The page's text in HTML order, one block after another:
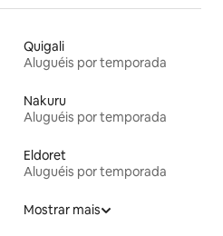
Quigali
Aluguéis por temporada
Nakuru
Aluguéis por temporada
Eldoret
Aluguéis por temporada
Mostrar mais